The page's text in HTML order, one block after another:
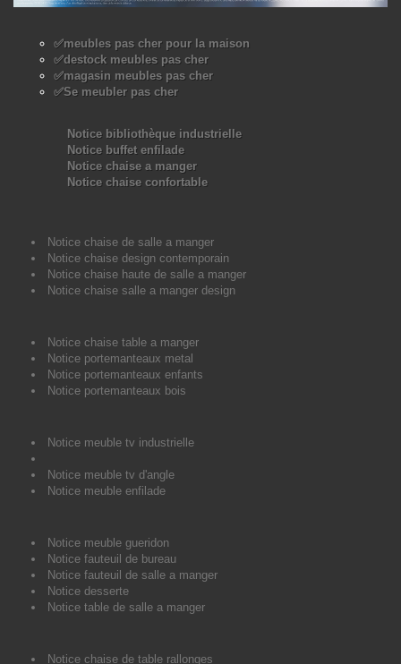
✅Se meubler pas cher
✅magasin meubles pas cher
✅destock meubles pas cher
✅meubles pas cher pour la maison
Notice bibliothèque industrielle
Notice buffet enfilade
Notice chaise a manger
Notice chaise confortable
Notice chaise de salle a manger
Notice chaise design contemporain
Notice chaise haute de salle a manger
Notice chaise salle a manger design
Notice chaise table a manger
Notice portemanteaux metal
Notice portemanteaux enfants
Notice portemanteaux bois
Notice meuble tv industrielle
Notice meuble tv d'angle
Notice meuble enfilade
Notice meuble gueridon
Notice fauteuil de bureau
Notice fauteuil de salle a manger
Notice desserte
Notice table de salle a manger
Notice chaise de table rallonges